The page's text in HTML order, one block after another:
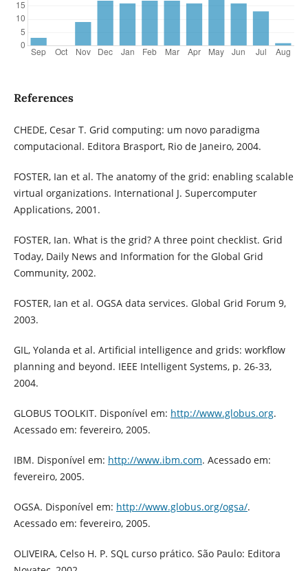
References
CHEDE, Cesar T. Grid computing: um novo paradigma
computacional. Editora Brasport, Rio de Janeiro, 2004.
FOSTER, Ian et al. The anatomy of the grid: enabling scalable
virtual organizations. International J. Supercomputer
Applications, 2001.
FOSTER, Ian. What is the grid? A three point checklist. Grid
Today, Daily News and Information for the Global Grid
Community, 2002.
FOSTER, Ian et al. OGSA data services. Global Grid Forum 9,
2003.
GIL, Yolanda et al. Artificial intelligence and grids: workflow
planning and beyond. IEEE Intelligent Systems, p. 26-33,
2004.
GLOBUS TOOLKIT. Disponível em: http://www.globus.org.
Acessado em: fevereiro, 2005.
IBM. Disponível em: http://www.ibm.com. Acessado em:
fevereiro, 2005.
OGSA. Disponível em: http://www.globus.org/ogsa/.
Acessado em: fevereiro, 2005.
OLIVEIRA, Celso H. P. SQL curso prático. São Paulo: Editora